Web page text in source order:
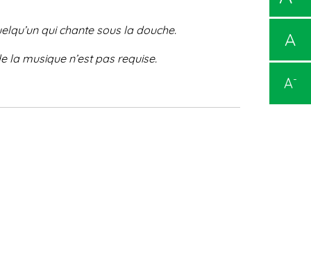
A
A-
qui chante sous la douche.
la musique n’est pas requise.